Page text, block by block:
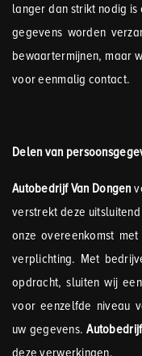
langer dan strikt nodig
gegevens worden
bewaartermijnen, maar
voor eenmalig contact.
Delen van
Autobedrijf Van Dongen
verstrekt deze
onze overeenkomst
verplichting. Met
opdracht, sluiten wij
voor eenzelfde niveau
uw gegevens.
deze verwerkingen.